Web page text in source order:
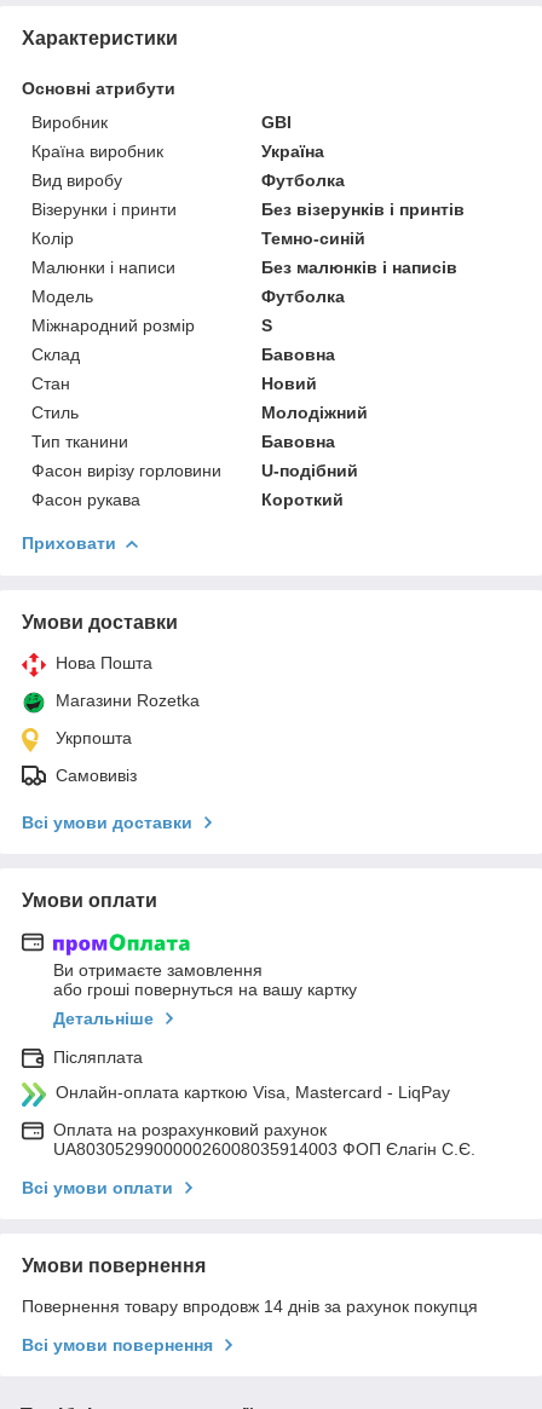
Характеристики
Основні атрибути
Виробник
GBI
Країна виробник
Україна
Вид виробу
Футболка
Візерунки і принти
Без візерунків і принтів
Колір
Темно-синій
Малюнки і написи
Без малюнків і написів
Модель
Футболка
Міжнародний розмір
S
Склад
Бавовна
Стан
Новий
Стиль
Молодіжний
Тип тканини
Бавовна
Фасон вирізу горловини
U-подібний
Фасон рукава
Короткий
Приховати
Умови доставки
Нова Пошта
Магазини Rozetka
Укрпошта
Самовивіз
Всі умови доставки
Умови оплати
Ви отримаєте замовлення
або гроші повернуться на вашу картку
Детальніше
Післяплата
Онлайн-оплата карткою Visa, Mastercard - LiqPay
Оплата на розрахунковий рахунок
UA803052990000026008035914003 ФОП Єлагін С.Є.
Всі умови оплати
Умови повернення
Повернення товару впродовж 14 днів за рахунок покупця
Всі умови повернення